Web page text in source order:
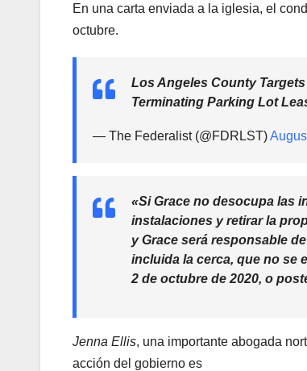
En una carta enviada a la iglesia, el
octubre.
Los Angeles County
Terminating Parking Lot
— The Federalist (@FDRLST)
«Si Grace no desocupa las
instalaciones y retirar la
y Grace será responsable
incluida la cerca, que no se
2 de octubre de 2020, o
Jenna Ellis, una importante abogada
acción del gobierno es